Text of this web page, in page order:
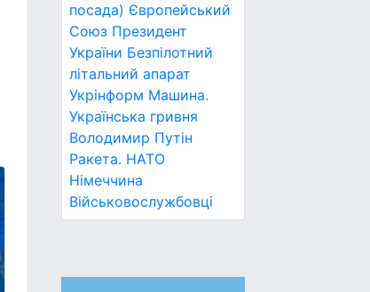
посада) Європейський
Союз Президент
України Безпілотний
літальний апарат
Укрінформ Машина.
Українська гривня
Володимир Путін
Ракета. НАТО
Німеччина
Військовослужбовці